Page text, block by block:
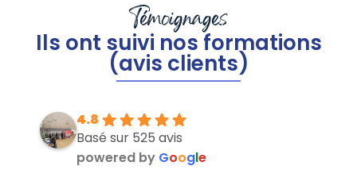
Témoignages
Ils ont suivi nos formations
(avis clients)
4.8
Basé sur 525 avis
powered by Google